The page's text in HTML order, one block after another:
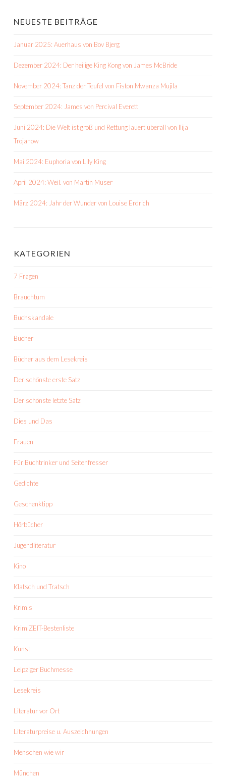
NEUESTE BEITRÄGE
Januar 2025: Auerhaus von Bov Bjerg
Dezember 2024: Der heilige King Kong von James McBride
November 2024: Tanz der Teufel von Fiston Mwanza Mujila
September 2024: James von Percival Everett
Juni 2024: Die Welt ist groß und Rettung lauert überall von Ilija
Trojanow
Mai 2024: Euphoria von Lily King
April 2024: Weil. von Martin Muser
März 2024: Jahr der Wunder von Louise Erdrich
KATEGORIEN
7 Fragen
Brauchtum
Buchskandale
Bücher
Bücher aus dem Lesekreis
Der schönste erste Satz
Der schönste letzte Satz
Dies und Das
Frauen
Für Buchtrinker und Seitenfresser
Gedichte
Geschenktipp
Hörbücher
Jugendliteratur
Kino
Klatsch und Tratsch
Krimis
KrimiZEIT-Bestenliste
Kunst
Leipziger Buchmesse
Lesekreis
Literatur vor Ort
Literaturpreise u. Auszeichnungen
Menschen wie wir
München